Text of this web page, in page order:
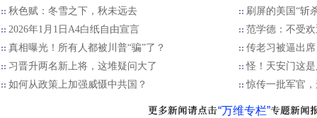
秋色赋：冬雪之下，秋未远去
刷屏的美国“斩
2026年1月1日A4白纸自由宣言
范学德：不受
真相曝光！所有人都被川普“骗”了？
传老习被逼出
习晋升两名新上将，这堆疑问大了
怪！天安门这
如何从政策上加强威慑中共国？
惊传一批军官
“万维专栏”